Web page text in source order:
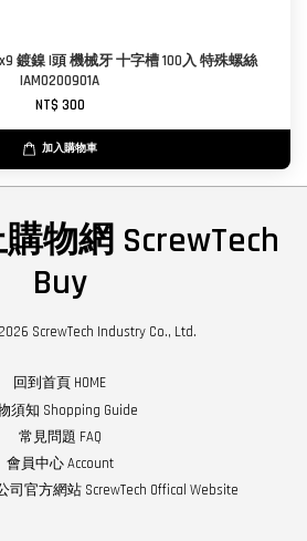
鍍鎳 I頭 機械牙 十字槽 100入 特殊螺絲
IAM0200901A
NT$ 300
加入購物車
物網 ScrewTech
Buy
ScrewTech Industry Co., Ltd.
回到首頁 HOME
須知 Shopping Guide
常見問題 FAQ
會員中心 Account
官方網站 ScrewTech Offical Website